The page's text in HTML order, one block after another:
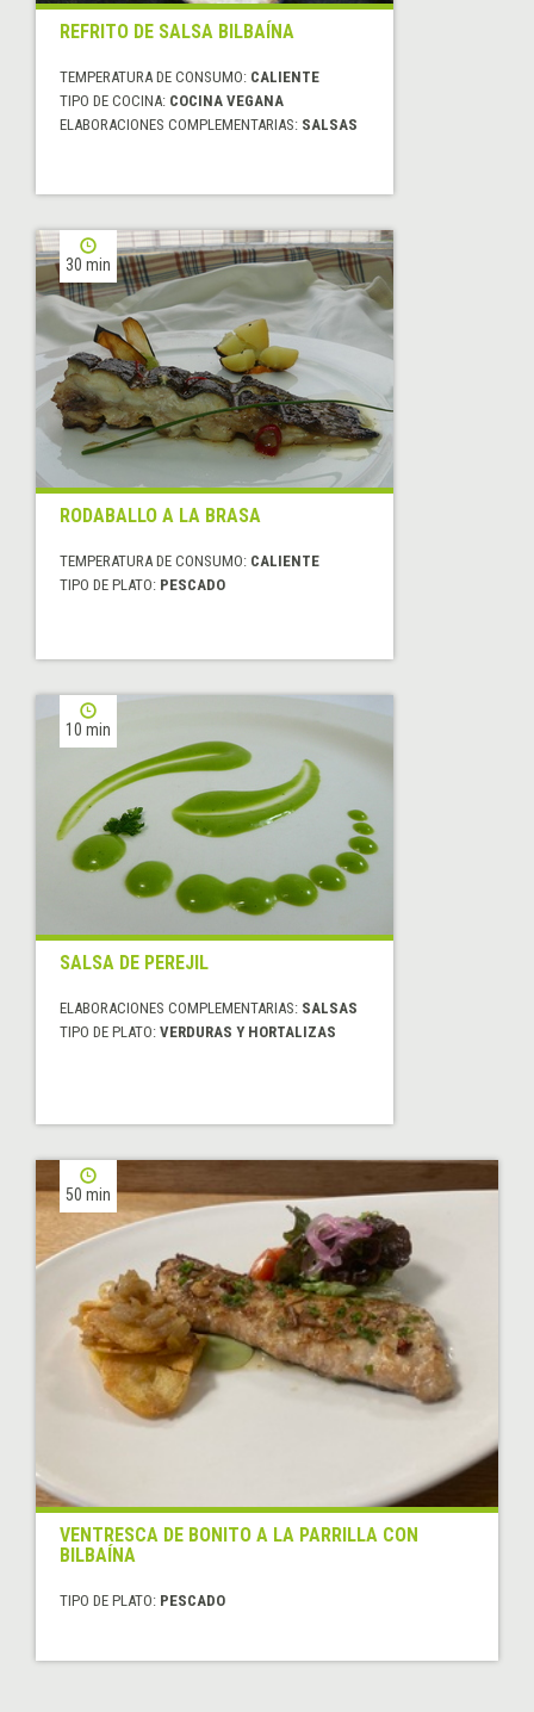
REFRITO DE SALSA BILBAÍNA
TEMPERATURA DE CONSUMO: CALIENTE
TIPO DE COCINA: COCINA VEGANA
ELABORACIONES COMPLEMENTARIAS: SALSAS
30 min
RODABALLO A LA BRASA
TEMPERATURA DE CONSUMO: CALIENTE
TIPO DE PLATO: PESCADO
10 min
SALSA DE PEREJIL
ELABORACIONES COMPLEMENTARIAS: SALSAS
TIPO DE PLATO: VERDURAS Y HORTALIZAS
50 min
VENTRESCA DE BONITO A LA PARRILLA CON
BILBAÍNA
TIPO DE PLATO: PESCADO